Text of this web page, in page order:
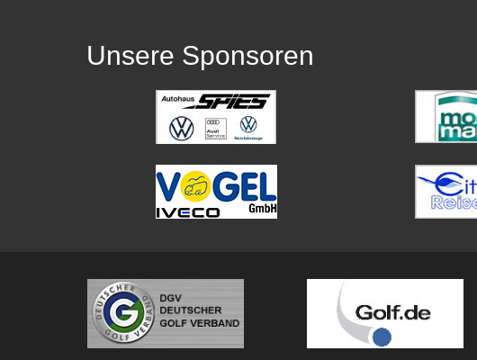
Unsere Sponsoren